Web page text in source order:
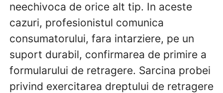
neechivoca de orice alt tip. In aceste
cazuri, profesionistul comunica
consumatorului, fara intarziere, pe un
suport durabil, confirmarea de primire a
formularului de retragere. Sarcina probei
privind exercitarea dreptului de retragere